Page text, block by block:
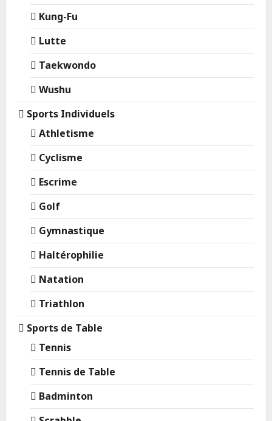
Kung-Fu
Lutte
Taekwondo
Wushu
Sports Individuels
Athletisme
Cyclisme
Escrime
Golf
Gymnastique
Haltérophilie
Natation
Triathlon
Sports de Table
Tennis
Tennis de Table
Badminton